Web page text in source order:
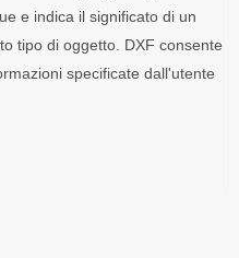
e indica il significato di un
tipo di oggetto. DXF consente
specificate dall'utente